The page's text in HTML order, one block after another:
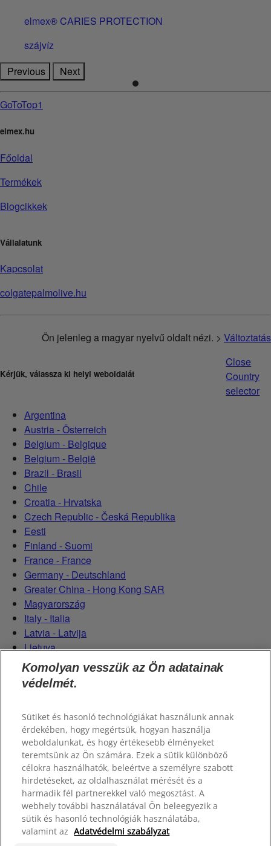
elmex® CARIES PROTECTION
szájvíz
Previous
Next
GoToTop1
elmex.hu
Főoldal
Termékek
Blogcikkek
Vállalatunk
Kapcsolat
colgatepalmolive.hu
Ön jelenleg a magyar nyelvű oldalt nézi. > Változtatás
Kérjük, válassza ki helyi weboldalát
Close
Country
selector
Argentina
Austria - Österreich
Belgium - Belgique
Belgium - België
Brazil - Brasil
Chile
Croatia - Hrvatska
Czech Republic - Česká Republika
Eesti
Finland - Suomi
France - France
Germany - Deutschland
Greater China - Hong Kong SAR
Magyarország
Italy - Italia
Latvia - Latvija
Lietuva
Netherlands - Nederland
Poland - Polska
România
Slovensko
Slovenija
Switzerland (Schweiz)
Switzerland (Suisse)
Komolyan vesszük az Ön adatainak
védelmét.
Sütiket és hasonló technológiákat használunk annak
érdekében, hogy megértsük, hogyan használja
weboldalunkat, és hogy értékesebb élményeket
teremtsünk az Ön számára. Ezek a sütik különböző
célokra használhatók, beleértve a személyre szabott
hirdetéseket, az oldalhasználat mérését és a
harmadik fél partnerekkel való megosztást. A
webhely további használatával Ön beleegyezik a
sütik és hasonló technológiák használatába,
valamint az Adatvédelmi szabályzat